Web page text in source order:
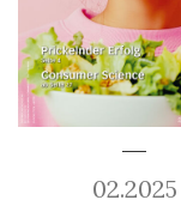
02.2025